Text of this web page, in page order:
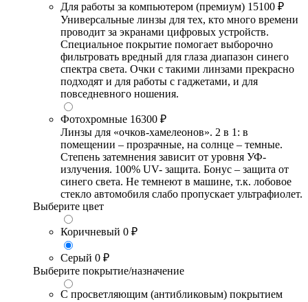
Для работы за компьютером (премиум) 15100 ₽
Универсальные линзы для тех, кто много времени
проводит за экранами цифровых устройств.
Специальное покрытие помогает выборочно
фильтровать вредный для глаза диапазон синего
спектра света. Очки с такими линзами прекрасно
подходят и для работы с гаджетами, и для
повседневного ношения.
Фотохромные 16300 ₽
Линзы для «очков-хамелеонов». 2 в 1: в
помещении – прозрачные, на солнце – темные.
Степень затемнения зависит от уровня УФ-
излучения. 100% UV- защита. Бонус – защита от
синего света. Не темнеют в машине, т.к. лобовое
стекло автомобиля слабо пропускает ультрафиолет.
Выберите цвет
Коричневый 0 ₽
Серый 0 ₽
Выберите покрытие/назначение
С просветляющим (антибликовым) покрытием